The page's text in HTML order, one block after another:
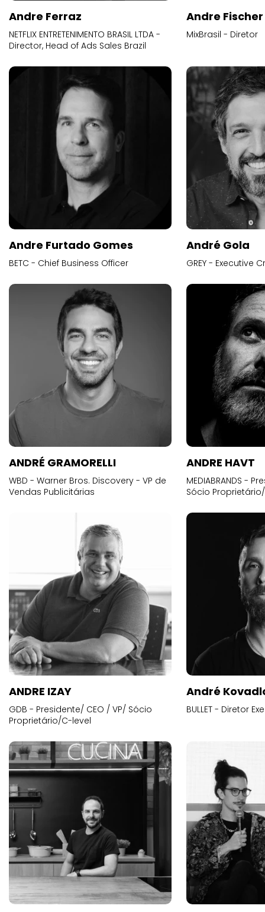
Andre Ferraz
NETFLIX ENTRETENIMENTO BRASIL LTDA -
Director, Head of Ads Sales Brazil
Andre Fischer
MixBrasil - Diretor
Andre Furtado Gomes
BETC - Chief Business Officer
André Gola
GREY - Executive
ANDRÉ GRAMORELLI
WBD - Warner Bros. Discovery - VP de
Vendas Publicitárias
ANDRE HAVT
MEDIABRANDS -
Sócio
ANDRE IZAY
GDB - Presidente/ CEO / VP/ Sócio
Proprietário/C-level
André
BULLET - Diretor